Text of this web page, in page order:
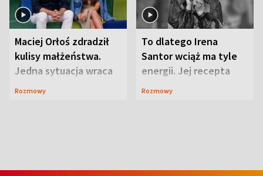
Maciej Orłoś zdradził
kulisy małżeństwa.
Jedna sytuacja wraca
jak bumerang
Rozmowy
To dlatego Irena
Santor wciąż ma tyle
energii. Jej recepta
jest zaskakująco
Rozmowy